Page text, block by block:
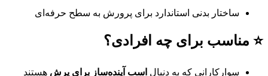
ساختار بدنی استاندارد برای پرورش به سطح حرفه‌ای
⭐ مناسب برای چه افرادی؟
سوارکارانی که به دنبال اسب آینده‌ساز برای پرش هستند